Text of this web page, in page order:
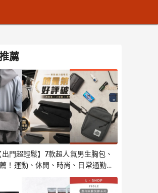
薦
門超輕鬆】7款超人氣男生胸包、
！運動、休閒、時尚、日常通勤必
側背包 KANGOL｜嚴選